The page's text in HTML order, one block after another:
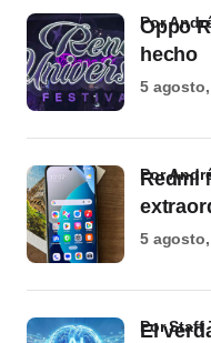
Oppo
hecho
por
5
Redmi
por
5
Elpor